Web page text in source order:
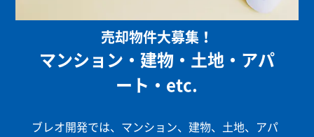
売却物件大募集！
マンション・建物・土地・アパ
ート・etc.
ブレオ開発では、マンション、建物、土地、アパ